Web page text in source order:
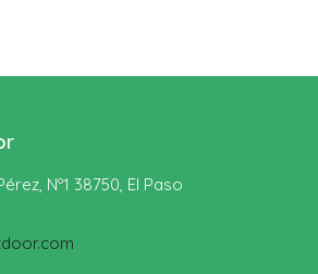
Nº1 38750, El Paso